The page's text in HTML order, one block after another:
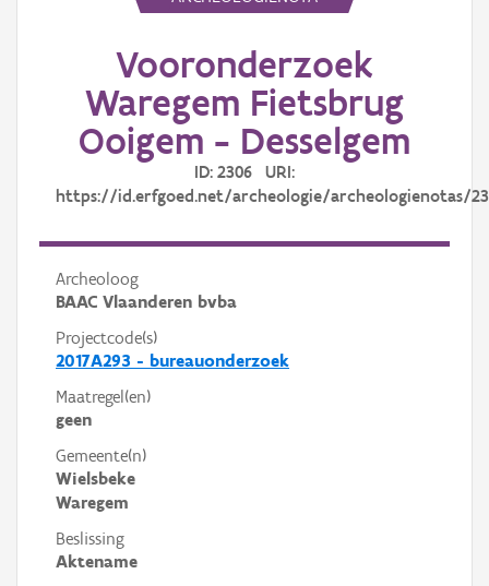
Vooronderzoek
Waregem Fietsbrug
Ooigem - Desselgem
ID: 2306 URI:
https://id.erfgoed.net/archeologie/archeologienotas/
Archeoloog
BAAC Vlaanderen bvba
Projectcode(s)
2017A293 - bureauonderzoek
Maatregel(en)
geen
Gemeente(n)
Wielsbeke
Waregem
Beslissing
Aktename